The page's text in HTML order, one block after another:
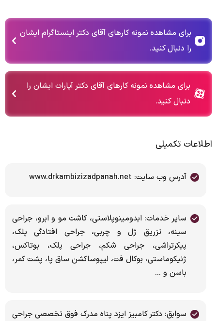
برای مشاهده نمونه کارهای آقای دکتر اینستاگرام ایشان
را دنبال کنید.
برای مشاهده نمونه کارهای آقای دکتر آپارات ایشان را
دنبال کنید.
اطلاعات تکمیلی
آدرس وب سایت: www.drkambizizadpanah.net
سایر خدمات: ابدومینوپلاستی، کاشت مو و ابرو، جراحی
سینه، تزریق ژل و چربی، جراحی افتادگی پلک،
پیکرتراشی، جراحی شکم، جراحی پلک، بوتاکس،
ژنیکوماستی، بوکال فت، لیپوساکشن ساق پا، پشت کمر،
باسن و ...
سوابق: دکتر کامبیز ایزد پناه مدرک فوق تخصصی جراحی